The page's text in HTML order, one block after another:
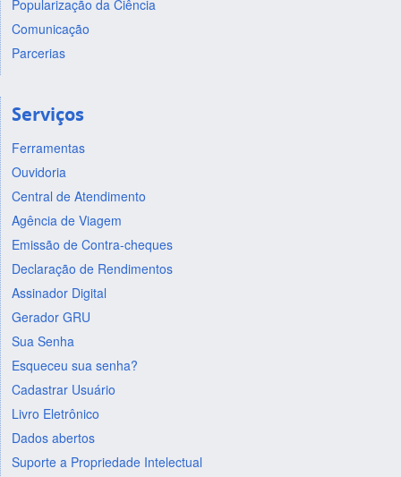
Popularização da Ciência
Comunicação
Parcerias
Serviços
Ferramentas
Ouvidoria
Central de Atendimento
Agência de Viagem
Emissão de Contra-cheques
Declaração de Rendimentos
Assinador Digital
Gerador GRU
Sua Senha
Esqueceu sua senha?
Cadastrar Usuário
Livro Eletrônico
Dados abertos
Suporte a Propriedade Intelectual